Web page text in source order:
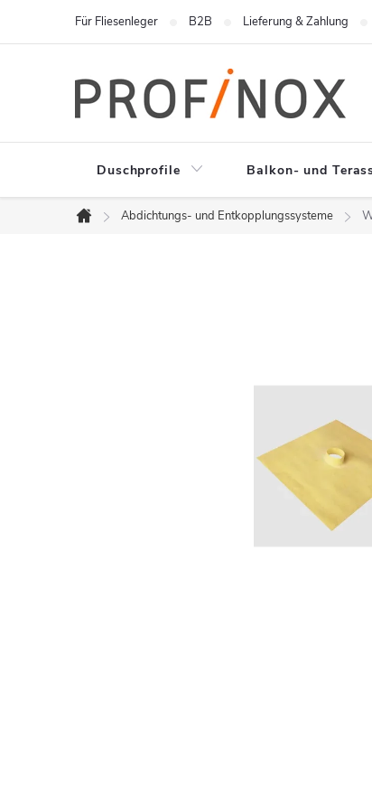
Für Fliesenleger B2B Lieferung & Zahlung
Duschprofile Balkon- und
Startseite
Abdichtungs- und Entkopplungssysteme